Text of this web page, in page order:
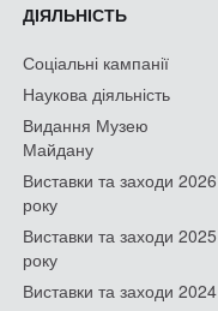
ДІЯЛЬНІСТЬ
Соціальні кампанії
Наукова діяльність
Видання Музею
Майдану
Виставки та заходи 2026
року
Виставки та заходи 2025
року
Виставки та заходи 2024